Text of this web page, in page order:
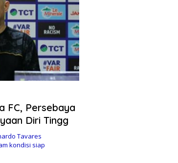
FC, Persebaya
Diri Tingg
Tavares
kondisi siap